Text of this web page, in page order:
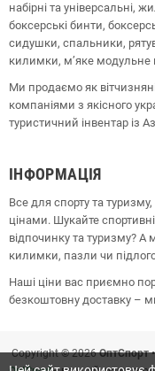
набірні та універсальні,
боксерські бинти,
сидушки, спальники,
килимки, м’яке модульне
Ми продаємо як
компаніями з якісного
туристичний інвентар із
ІНФОРМАЦІЯ
Все для спорту та
цінами. Шукайте
відпочинку та туризму?
килимки, пазли чи
Наші ціни вас приємно
безкоштовну доставку –
Copyright © 2026ОптСпорт